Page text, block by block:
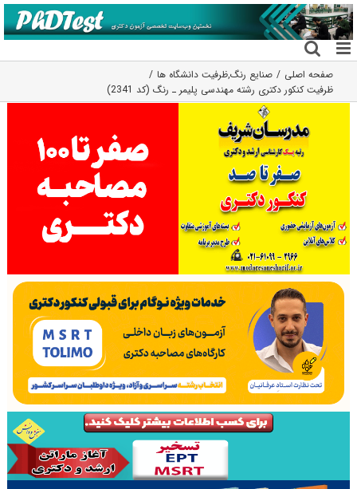
رفتن
به
محتوا
صفحه اصلی صنایع رنگ,ظرفیت دانشگاه ها
ظرفیت کنکور دکتری رشته ﻣﻬﻨﺪسی پلیمر ـ رﻧﮓ (کد 2341)